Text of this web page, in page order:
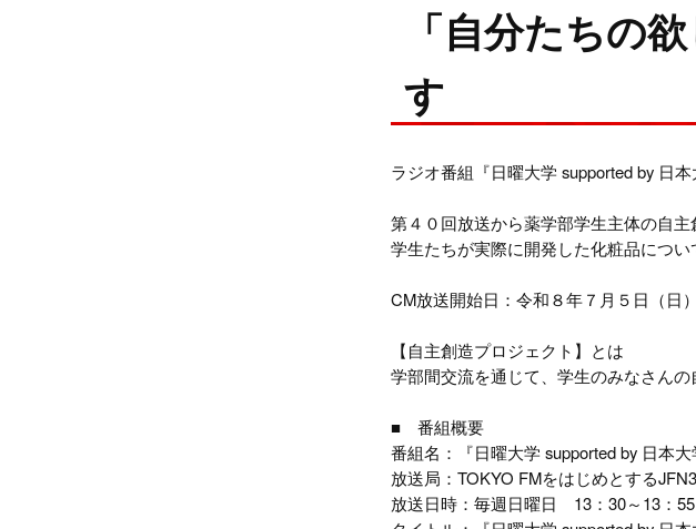
「自分たちの
す
ラジオ番組『日曜大学 supported by 日
第４０回放送から薬学部学生主体の自
学生たちが実際に開発した化粧品につ
CM放送開始日：令和８年７月５日（日）
【自主創造プロジェクト】とは
学部間交流を通じて、学生のみなさん
■ 番組概要
番組名：『日曜大学 supported by 日本大
放送局：TOKYO FMをはじめとする
放送日時：毎週日曜日 13：30～13：55